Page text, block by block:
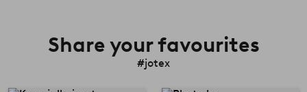
Share your favourites
#jotex